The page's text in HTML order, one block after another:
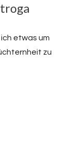
etwas um
zu